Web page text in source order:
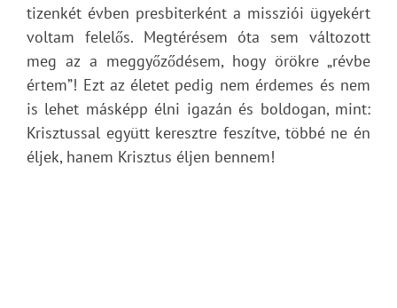
tizenkét évben presbiterként a missziói ügyekért
voltam felelős. Megtérésem óta sem változott
meg az a meggyőződésem, hogy örökre „révbe
értem”! Ezt az életet pedig nem érdemes és nem
is lehet másképp élni igazán és boldogan, mint:
Krisztussal együtt keresztre feszítve, többé ne én
éljek, hanem Krisztus éljen bennem!